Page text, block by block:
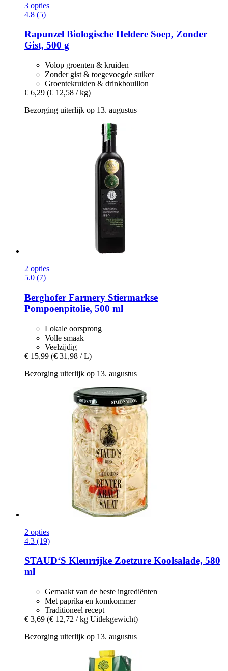
3 opties
4.8 (5)
Rapunzel Biologische Heldere Soep, Zonder
Gist, 500 g
Volop groenten & kruiden
Zonder gist & toegevoegde suiker
Groentekruiden & drinkbouillon
€ 6,29 (€ 12,58 / kg)
Bezorging uiterlijk op 13. augustus
2 opties
5.0 (7)
Berghofer Farmery Stiermarkse
Pompoenpitolie, 500 ml
Lokale oorsprong
Volle smaak
Veelzijdig
€ 15,99 (€ 31,98 / L)
Bezorging uiterlijk op 13. augustus
2 opties
4.3 (19)
STAUD‘S Kleurrijke Zoetzure Koolsalade, 580
ml
Gemaakt van de beste ingrediënten
Met paprika en komkommer
Traditioneel recept
€ 3,69 (€ 12,72 / kg Uitlekgewicht)
Bezorging uiterlijk op 13. augustus